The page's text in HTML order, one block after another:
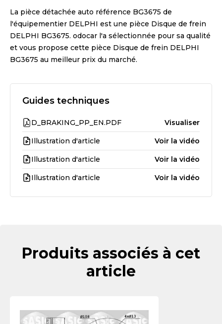
La pièce détachée auto référence BG3675 de
l'équipementier DELPHI est une pièce Disque de frein
DELPHI BG3675. odocar l'a sélectionnée pour sa qualité
et vous propose cette pièce Disque de frein DELPHI
BG3675 au meilleur prix du marché.
Guides techniques
D_BRAKING_PP_EN.PDF Visualiser
Illustration d'article Voir la vidéo
Illustration d'article Voir la vidéo
Illustration d'article Voir la vidéo
Produits associés à cet
article